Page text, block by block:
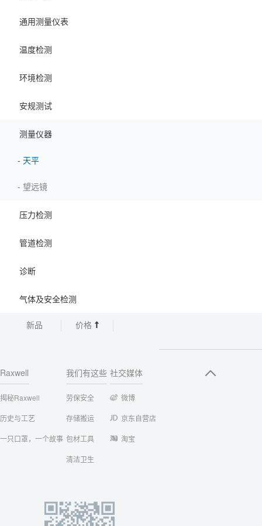
通用测量仪表
温度检测
环境检测
安规测试
测量仪器
- 天平
- 望远镜
压力检测
管道检测
诊断
气体及安全检测
新品 价格
Raxwell
揭秘Raxwell
历史与工艺
一只口罩，一个故事
我们有这些
劳保安全
存储搬运
包材工具
清洁卫生
社交媒体
微博
京东自营店
淘宝